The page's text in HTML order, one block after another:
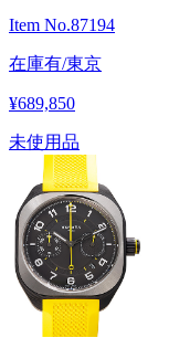
Item No.87194
在庫有/東京
¥689,850
未使用品